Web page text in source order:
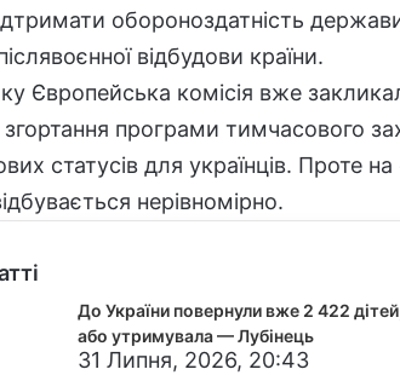
обороноздатність
відбудови країни.
Європейська комісія вже
програми тимчасового
статусів для українців. Проте
нерівномірно.
До України повернули вже 2 422
або утримувала — Лубінець
31 Липня, 2026, 20:43